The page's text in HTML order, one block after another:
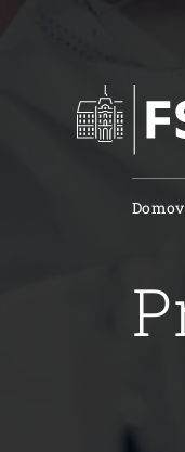
Domov